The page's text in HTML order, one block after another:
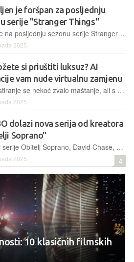
je foršpan za posljednju
serije "Stranger Things"
Čekanje na posljednju sezonu serije Stranger Things bilo je dugo, ali prvi dio završetka priče uskoro je tu
2025.
si priuštiti luksuz? AI
vam nude virtualnu zamjenu
Manifestiranje se nekoć zvalo maštanje, ali s razvojem umjetne inteligencije i maštanje o boljem životu je dobilo svoju cijenu
2025.
dolazi nova serija od kreatora
Soprano"
Kreator serije Obitelj Soprano, David Chase, ponovno se vraća mračnom poglavlju u povijesti CIA-e u ograničenoj seriji koja je u razvoju na HBO-u
2025. 4
10 klasičnih filmskih